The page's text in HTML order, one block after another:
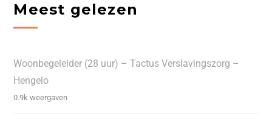
Meest gelezen
Woonbegeleider (28 uur) – Tactus Verslavingszorg –
Hengelo
0.9k weergaven